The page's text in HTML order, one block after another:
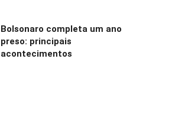
Bolsonaro completa um ano
preso: principais
acontecimentos